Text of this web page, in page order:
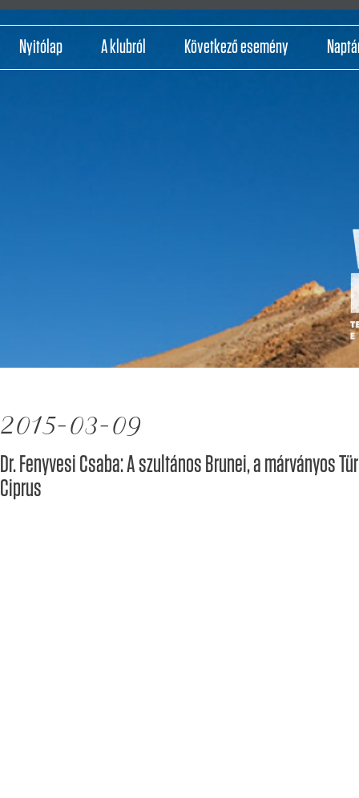
Nyitólap A klubról Következő esemény
2015-03-09
Dr. Fenyvesi Csaba: A szultános Brunei, a márványos
Ciprus